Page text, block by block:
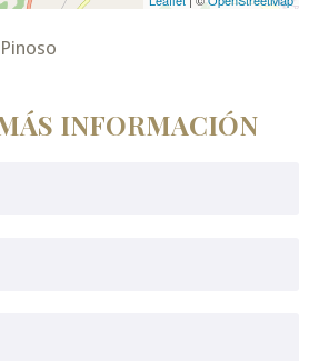
INFORMACIÓN